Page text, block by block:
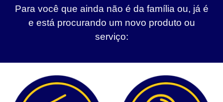
Para você que ainda não é da família ou, já é
e está procurando um novo produto ou
serviço: